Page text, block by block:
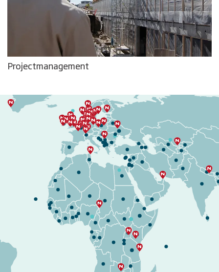
Projectmanagement